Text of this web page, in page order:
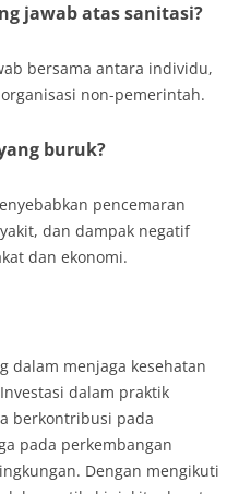
jawab atas sanitasi?
bersama antara individu,
non-pemerintah.
buruk?
pencemaran
dan dampak negatif
dan ekonomi.
dalam menjaga kesehatan
dalam praktik
berkontribusi pada
pada perkembangan
Dengan mengikuti